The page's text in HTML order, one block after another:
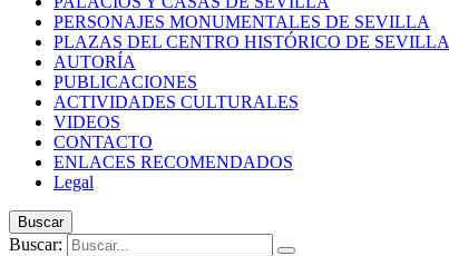
PERSONAJES MONUMENTALES DE SEVILLA
PLAZAS DEL CENTRO HISTÓRICO DE SEVILLA
AUTORÍA
PUBLICACIONES
ACTIVIDADES CULTURALES
VIDEOS
CONTACTO
ENLACES RECOMENDADOS
Legal
Buscar
Buscar: